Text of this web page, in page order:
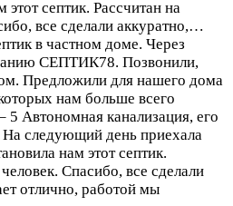
септик. Рассчитан на
все сделали аккуратно,…
в частном доме. Через
СЕПТИК78. Позвонили,
Предложили для нашего дома
нам больше всего
Автономная канализация, его
На следующий день приехала
нам этот септик.
Спасибо, все сделали
отлично, работой мы